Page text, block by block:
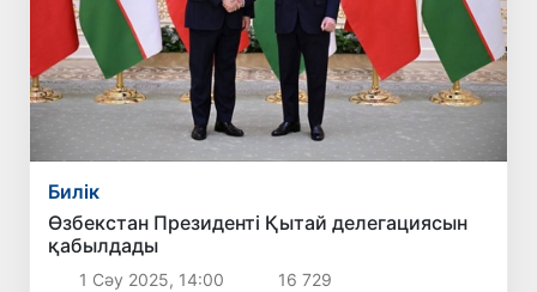
Билік
Өзбекстан Президенті Қытай делегациясын
қабылдады
1 Сәу 2025, 14:00 16 729